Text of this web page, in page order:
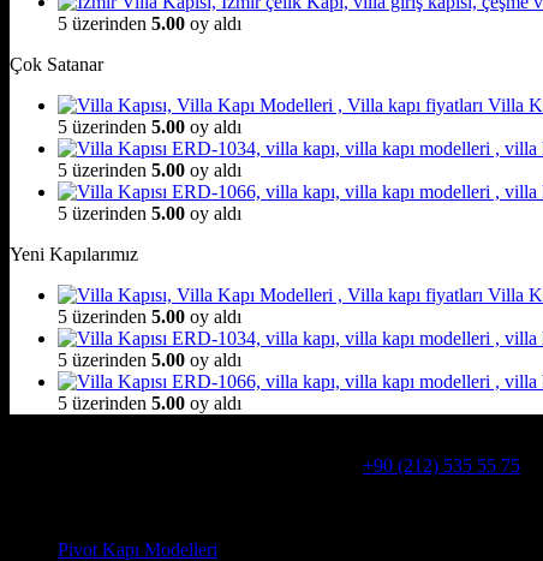
5 üzerinden 5.00 oy aldı
Çok Satanar
Villa
5 üzerinden 5.00 oy aldı
5 üzerinden 5.00 oy aldı
5 üzerinden 5.00 oy aldı
Yeni Kapılarımız
Villa
5 üzerinden 5.00 oy aldı
5 üzerinden 5.00 oy aldı
5 üzerinden 5.00 oy aldı
+90 (212) 535 55 75
Pivot Kapı Modelleri